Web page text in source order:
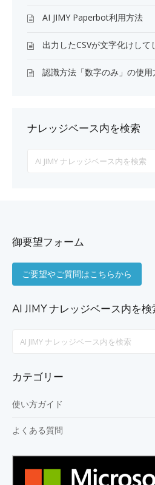
AI JIMY Paperbot利用方法
出力したCSVが文字化けし
認識方法「数字のみ」の使
ナレッジベース内を検索
For
御要望フォーム
ご要望やご質問はこちらから
AI JIMY ナレッジベース内を検
カテゴリー
使い方ガイド
よくある質問